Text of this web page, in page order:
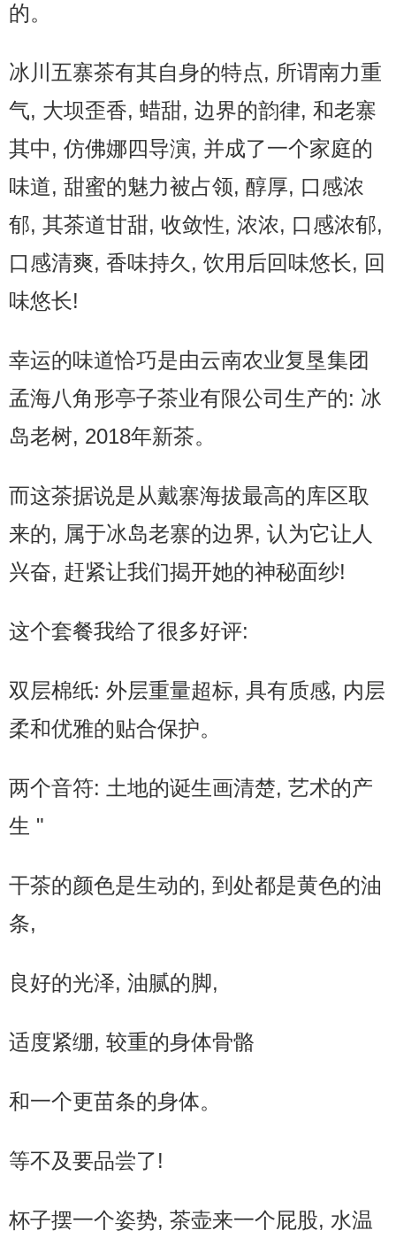
的。
冰川五寨茶有其自身的特点, 所谓南力重
气, 大坝歪香, 蜡甜, 边界的韵律, 和老寨
其中, 仿佛娜四导演, 并成了一个家庭的
味道, 甜蜜的魅力被占领, 醇厚, 口感浓
郁, 其茶道甘甜, 收敛性, 浓浓, 口感浓郁,
口感清爽, 香味持久, 饮用后回味悠长, 回
味悠长!
幸运的味道恰巧是由云南农业复垦集团
孟海八角形亭子茶业有限公司生产的: 冰
岛老树, 2018年新茶。
而这茶据说是从戴寨海拔最高的库区取
来的, 属于冰岛老寨的边界, 认为它让人
兴奋, 赶紧让我们揭开她的神秘面纱!
这个套餐我给了很多好评:
双层棉纸: 外层重量超标, 具有质感, 内层
柔和优雅的贴合保护。
两个音符: 土地的诞生画清楚, 艺术的产
生 "
干茶的颜色是生动的, 到处都是黄色的油
条,
良好的光泽, 油腻的脚,
适度紧绷, 较重的身体骨骼
和一个更苗条的身体。
等不及要品尝了!
杯子摆一个姿势, 茶壶来一个屁股, 水温